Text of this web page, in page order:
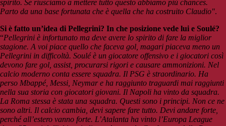
spirito. Se riusciamo a mettere tutto questo abbiamo più chances.
Parto da una base fortunata che è quella che ha costruito Claudio".
Si è fatto un’idea di Pellegrini? In che posizione vede lui e Soulé?
“Pellegrini è infortunato ma deve avere lo spirito di fare la miglior
stagione. A voi piace quello che faceva gol, magari piaceva meno un
Pellegrini in difficoltà. Soulé è un giocatore offensivo e i giocatori così
devono fare gol, assist, procurarsi rigori e causare ammonizioni. Nel
calcio moderno conta essere squadra. Il PSG è straordinario. Ha
perso Mbappé, Messi, Neymar e ha raggiunto traguardi mai raggiunti
nella sua storia con giocatori giovani. Il Napoli ha vinto da squadra.
La Roma stessa è stata una squadra. Questi sono i principi. Non ce ne
sono altri. Il calcio cambia, devi sapere fare tutto. Devi andare forte,
perché all’estero vanno forte. L’Atalanta ha vinto l’Europa League